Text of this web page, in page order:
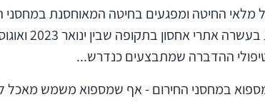
מלאי החיטה ומפגעים בחיטה המאוחסנת
ההדברה שמתבצעים כנדרש...
במחסני החירום - אף שמספוא משמש מאכל